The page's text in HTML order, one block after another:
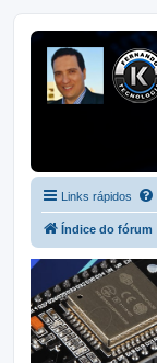
Links rápidos
Índice do fórum